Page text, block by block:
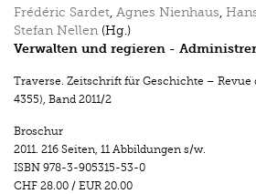
Frédéric Sardet, Agnes Nienhaus,
Stefan Nellen (Hg.)
Verwalten und regieren -
Traverse. Zeitschrift für Geschichte – Revue
4355), Band 2011/2
Broschur
2011. 216 Seiten, 11 Abbildungen s/w.
ISBN 978-3-905315-53-0
CHF 28.00 / EUR 20.00